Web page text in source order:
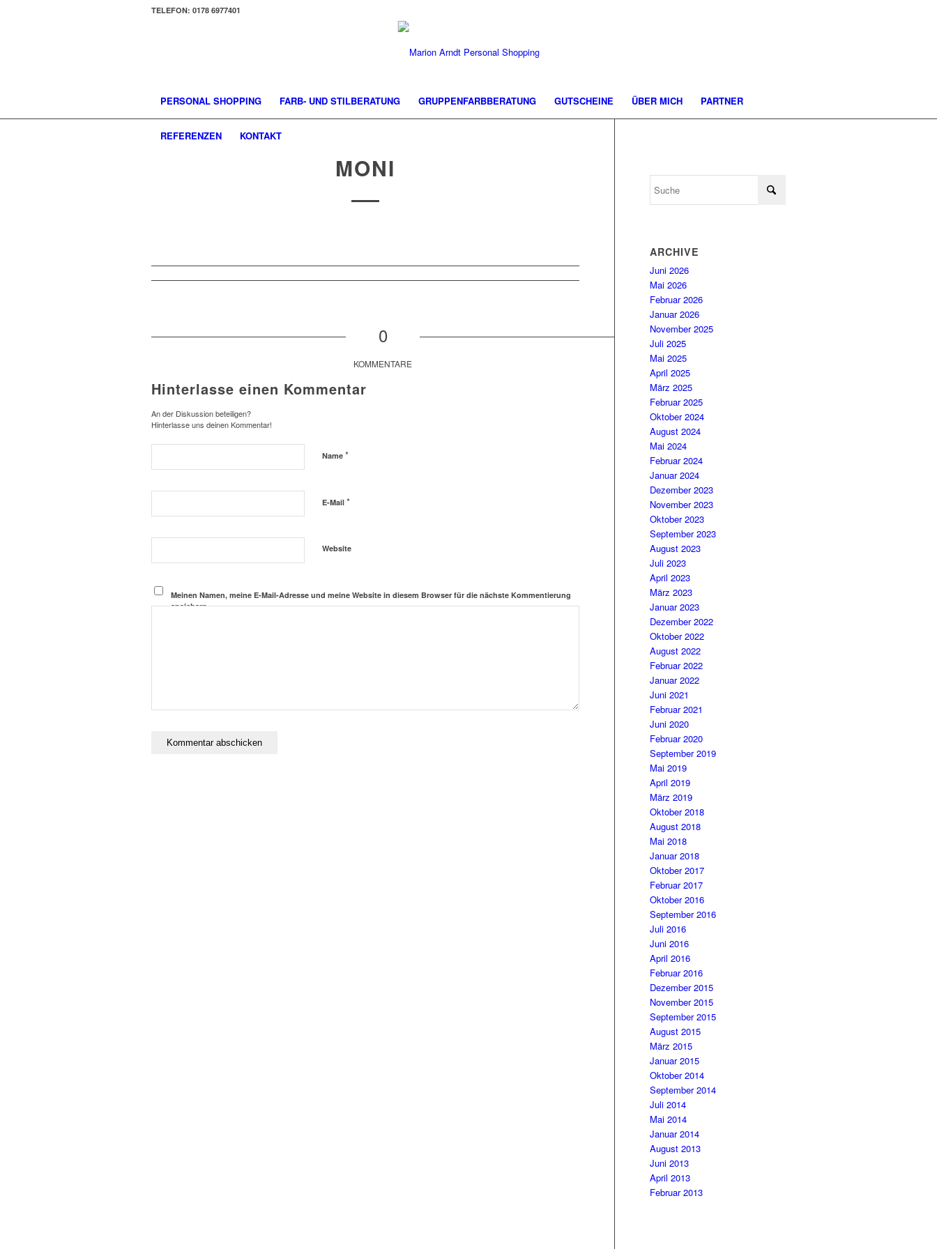
TELEFON: 0178 6977401
PERSONAL SHOPPING FARB- UND STILBERATUNG GRUPPENFARBBERATUNG GUTSCHEINE ÜBER MICH PARTNER
REFERENZEN KONTAKT
MONI
0
KOMMENTARE
Hinterlasse einen Kommentar
An der Diskussion beteiligen?
Hinterlasse uns deinen Kommentar!
Name *
E-Mail *
Website
Meinen Namen, meine E-Mail-Adresse und meine Website in diesem Browser für die nächste Kommentierung
speichern.
ARCHIVE
Juni 2026
Mai 2026
Februar 2026
Januar 2026
November 2025
Juli 2025
Mai 2025
April 2025
März 2025
Februar 2025
Oktober 2024
August 2024
Mai 2024
Februar 2024
Januar 2024
Dezember 2023
November 2023
Oktober 2023
September 2023
August 2023
Juli 2023
April 2023
März 2023
Januar 2023
Dezember 2022
Oktober 2022
August 2022
Februar 2022
Januar 2022
Juni 2021
Februar 2021
Juni 2020
Februar 2020
September 2019
Mai 2019
April 2019
März 2019
Oktober 2018
August 2018
Mai 2018
Januar 2018
Oktober 2017
Februar 2017
Oktober 2016
September 2016
Juli 2016
Juni 2016
April 2016
Februar 2016
Dezember 2015
November 2015
September 2015
August 2015
März 2015
Januar 2015
Oktober 2014
September 2014
Juli 2014
Mai 2014
Januar 2014
August 2013
Juni 2013
April 2013
Februar 2013